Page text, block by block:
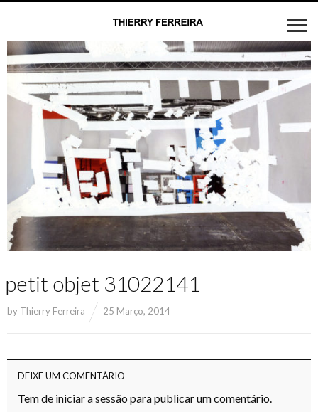
petit objet 31022141
by Thierry Ferreira 25 Março, 2014
DEIXE UM COMENTÁRIO
Tem de iniciar a sessãopara publicar um comentário.